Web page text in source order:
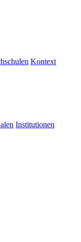
Kontext
Institutionen